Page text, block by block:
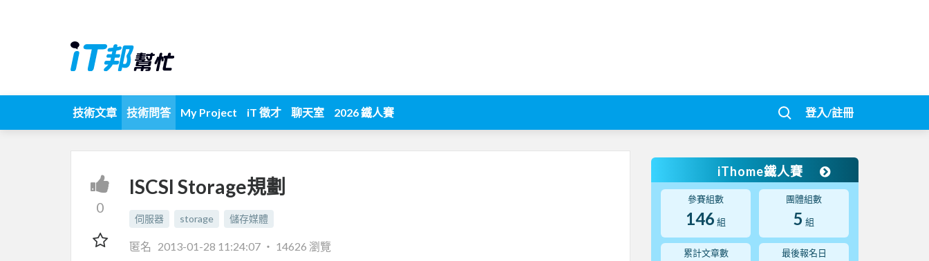
技術文章 技術問答 My Project iT 徵才 聊天室 2026 鐵人賽 登入/註冊
0
ISCSI Storage規劃
伺服器 storage 儲存媒體
匿名 2013-01-28 11:24:07 ‧ 14626 瀏覽
iThome鐵人賽
參賽組數
146 組
團體組數
5 組
累計文章數 最後報名日